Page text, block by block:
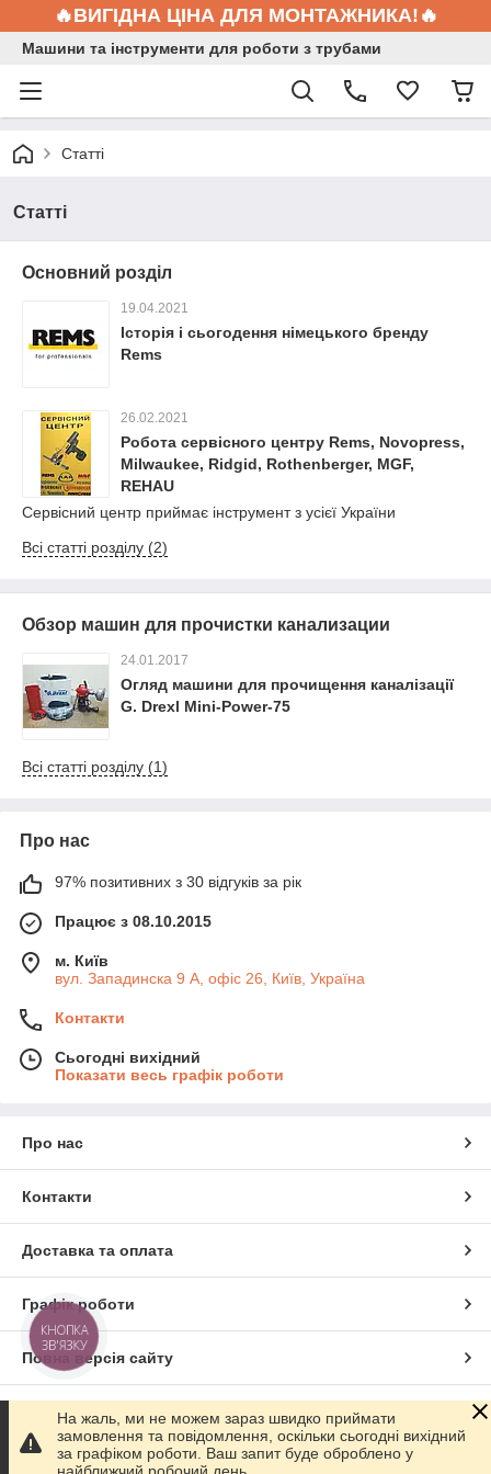
🔥ВИГІДНА ЦІНА ДЛЯ МОНТАЖНИКА!🔥
Машини та інструменти для роботи з трубами
Статті
Статті
Основний розділ
19.04.2021
Історія і сьогодення німецького бренду
Rems
26.02.2021
Робота сервісного центру Rems, Novopress,
Milwaukee, Ridgid, Rothenberger, MGF,
REHAU
Сервісний центр приймає інструмент з усієї України
Всі статті розділу (2)
Обзор машин для прочистки канализации
24.01.2017
Огляд машини для прочищення каналізації
G. Drexl Mini-Power-75
Всі статті розділу (1)
Про нас
97% позитивних з 30 відгуків за рік
Працює з 08.10.2015
м. Київ
вул. Западинска 9 А, офіс 26, Київ, Україна
Контакти
Сьогодні вихідний
Показати весь графік роботи
Про нас
Контакти
Доставка та оплата
Графік роботи
Повна версія сайту
Сайт створено на маркетплейсі
Політика конфіденційності
На жаль, ми не можем зараз швидко приймати
замовлення та повідомлення, оскільки сьогодні вихідний
за графіком роботи. Ваш запит буде оброблено у
КНОПКА
ЗВ'ЯЗКУ